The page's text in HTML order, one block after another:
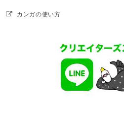
カンガの使い方